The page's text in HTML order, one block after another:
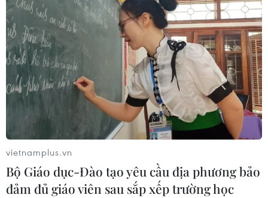
vietnamplus.vn
Bộ Giáo dục-Đào tạo yêu cầu địa phương bảo
đảm đủ giáo viên sau sắp xếp trường học